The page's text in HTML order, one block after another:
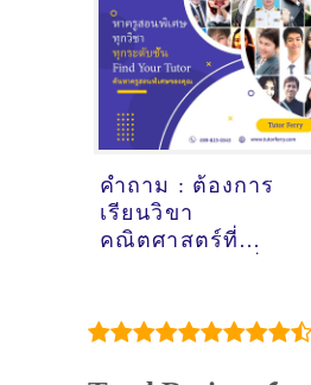
คำถาม : ต้องการ
เรียนวิขา
คณิตศาสตร์ที่
กรุงเทพมหานคร - ดู
คำแนะนำครูสอน
พิเศษที่นี่